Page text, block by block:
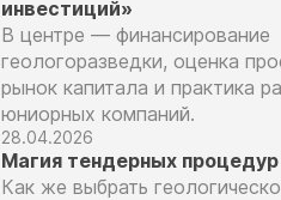
инвестиций»
В центре — финансирование
геологоразведки, оценка
рынок капитала и практика
юниорных компаний.
28.04.2026
Магия тендерных процедур
Как же выбрать